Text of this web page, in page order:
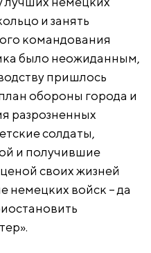
и занять
командования
было неожиданным,
пришлось
обороны города и
разрозненных
солдаты,
и получившие
ценой своих жизней
немецких войск – да